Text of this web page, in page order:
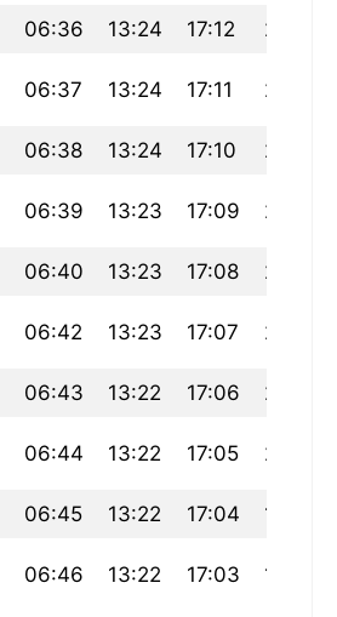
06:36 13:24 17:12 20:12
06:37 13:24 17:11 20:10
06:38 13:24 17:10 20:09
06:39 13:23 17:09 20:07
06:40 13:23 17:08 20:06
06:42 13:23 17:07 20:04
06:43 13:22 17:06 20:02
06:44 13:22 17:05 20:01
06:45 13:22 17:04 19:59
06:46 13:22 17:03 19:57